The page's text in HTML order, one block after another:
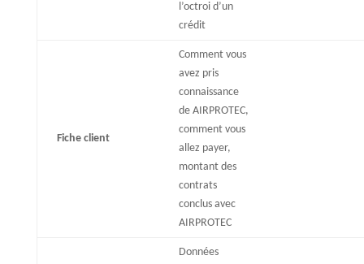
l’octroi d’un
crédit
Fiche client
Comment vous
avez pris
connaissance
de AIRPROTEC,
comment vous
allez payer,
montant des
contrats
conclus avec
AIRPROTEC
Données